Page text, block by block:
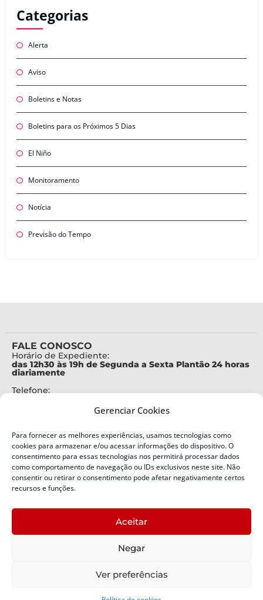
Gerenciar Cookies
Para fornecer as melhores experiências, usamos tecnologias como
cookies para armazenar e/ou acessar informações do dispositivo. O
consentimento para essas tecnologias nos permitirá processar dados
como comportamento de navegação ou IDs exclusivos neste site. Não
consentir ou retirar o consentimento pode afetar negativamente certos
recursos e funções.
Aceitar
Negar
Ver preferências
Categorias
Alerta
Aviso
Boletins e Notas
Boletins para os Próximos 5 Dias
El Niño
Monitoramento
Notícia
Previsão do Tempo
FALE CONOSCO
Horário de Expediente:
das 12h30 às 19h de Segunda a Sexta Plantão 24 horas
diariamente
Telefone:
Alertas Defesa Civil:
SMS 40199
ENDEREÇO
Defesa Civil do Estado de Santa Catarina
Bairro:
Capoeiras, Florianópolis, SC
Política de Privacidade